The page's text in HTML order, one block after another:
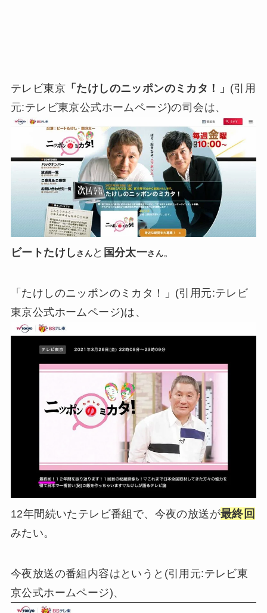
テレビ東京「たけしのニッポンのミカタ！」 (引用
元:テレビ東京公式ホームページ)の司会は、
ビートたけし さん と 国分太一さん。
「たけしのニッポンのミカタ！」(引用元:テレビ
東京公式ホームページ)は、
12年間続いたテレビ番組で、今夜の放送が最終回
みたい。
今夜放送の番組内容はというと(引用元:テレビ東
京公式ホームページ)、